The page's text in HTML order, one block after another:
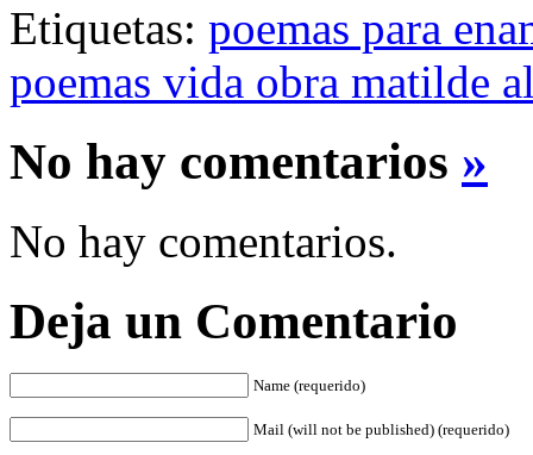
Etiquetas: poemas para
poemas vida obra matilde
No hay comentarios »
No hay comentarios.
Deja un Comentario
Name (requerido)
Mail (will not be published) (requerido)